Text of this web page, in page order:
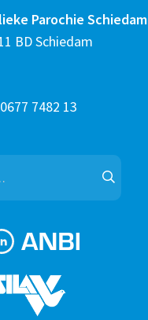
Parochie Schiedam
BD Schiedam
7482 13
Zoeken
naar: